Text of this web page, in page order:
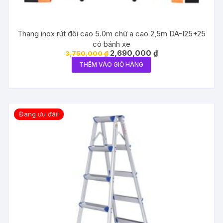
Thang inox rút đôi cao 5.0m chữ a cao 2,5m DA-I25+25
có bánh xe
3,750,000₫ Giá
gốc
là:
3,750,000 ₫.
2,690,000 ₫Giá
hiện
THÊM VÀO GIỎ HÀNG
Đang ưu đãi!